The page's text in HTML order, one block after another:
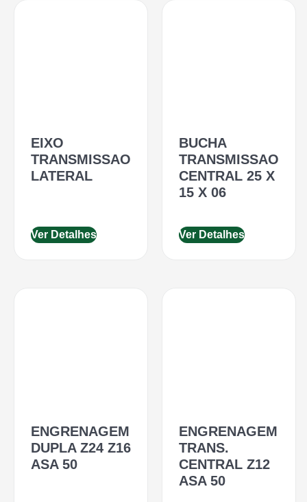
EIXO
TRANSMISSAO
LATERAL
Ver Detalhes
BUCHA
TRANSMISSAO
CENTRAL 25 X
15 X 06
Ver Detalhes
ENGRENAGEM
DUPLA Z24 Z16
ASA 50
ENGRENAGEM
TRANS.
CENTRAL Z12
ASA 50